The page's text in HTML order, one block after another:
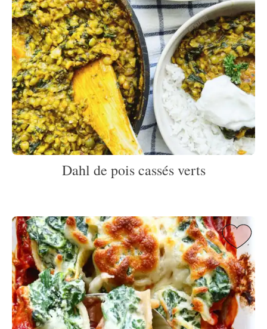
Dahl de pois cassés verts